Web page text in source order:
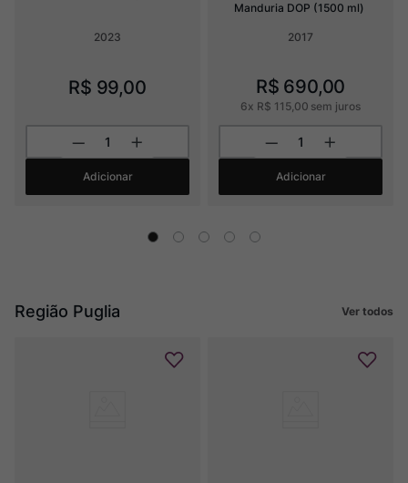
2023
R$ 99,00
Adicionar
Manduria DOP (1500 ml)
2017
R$ 690,00
6x R$ 115,00 sem juros
Adicionar
Região Puglia Ver todos